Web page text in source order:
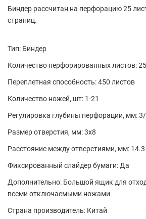
Биндер рассчитан на перфорацию 25
страниц.
Тип: Биндер
Количество перфорированных листов: 25
Переплетная способность: 450 листов
Количество ножей, шт: 1-21
Регулировка глубины перфорации, мм:
Размер отверстия, мм: 3x8
Расстояние между отверстиями, мм: 14.3
Фиксированный слайдер бумаги: Да
Дополнительно: Большой ящик для
всеми отключаемыми ножами
Страна производитель: Китай